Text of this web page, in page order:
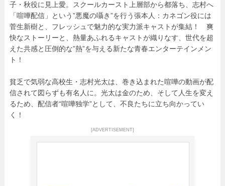
子・秋役に見上愛。スクールカースト上層部から都落ち、志村へ
「喧嘩配信」という”悪魔の囁き”を行う張本人：カネゴン役には
菅生新樹と、フレッシュで魅力的な実力派キャストが集結！ 爽
快なストーリーと、熱量あふれるキャストが織りなす、世代を超
えた共感と圧倒的な”熱”を与える新たな青春エンターテインメン
ト！
貧乏で気弱な高校生・志村光太は、巻き込まれた喧嘩の動画が配
信されて図らずも有名人に。光太は金のため、そして人生を変え
るため、配信者“喧嘩独学”として、不良たちに立ち向かってい
く！
[ADVERTISEMENT]